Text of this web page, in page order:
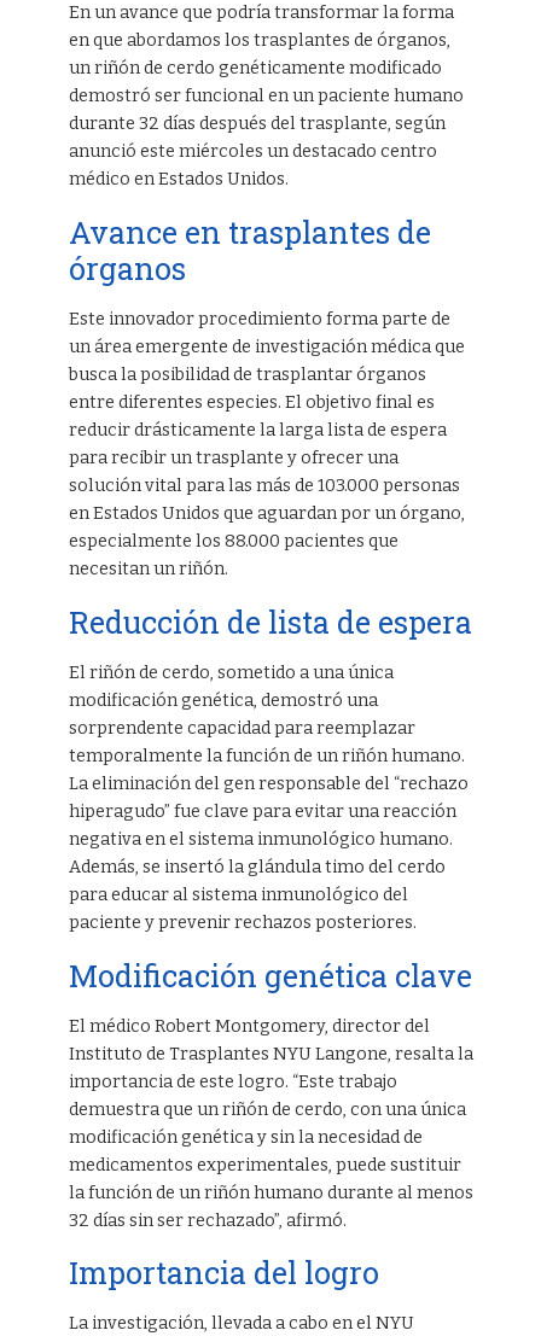
En un avance que podría transformar la forma
en que abordamos los trasplantes de órganos,
un riñón de cerdo genéticamente modificado
demostró ser funcional en un paciente humano
durante 32 días después del trasplante, según
anunció este miércoles un destacado centro
médico en Estados Unidos.
Avance en trasplantes de
órganos
Este innovador procedimiento forma parte de
un área emergente de investigación médica que
busca la posibilidad de trasplantar órganos
entre diferentes especies. El objetivo final es
reducir drásticamente la larga lista de espera
para recibir un trasplante y ofrecer una
solución vital para las más de 103.000 personas
en Estados Unidos que aguardan por un órgano,
especialmente los 88.000 pacientes que
necesitan un riñón.
Reducción de lista de espera
El riñón de cerdo, sometido a una única
modificación genética, demostró una
sorprendente capacidad para reemplazar
temporalmente la función de un riñón humano.
La eliminación del gen responsable del “rechazo
hiperagudo” fue clave para evitar una reacción
negativa en el sistema inmunológico humano.
Además, se insertó la glándula timo del cerdo
para educar al sistema inmunológico del
paciente y prevenir rechazos posteriores.
Modificación genética clave
El médico Robert Montgomery, director del
Instituto de Trasplantes NYU Langone, resalta la
importancia de este logro. “Este trabajo
demuestra que un riñón de cerdo, con una única
modificación genética y sin la necesidad de
medicamentos experimentales, puede sustituir
la función de un riñón humano durante al menos
32 días sin ser rechazado”, afirmó.
Importancia del logro
La investigación, llevada a cabo en el NYU